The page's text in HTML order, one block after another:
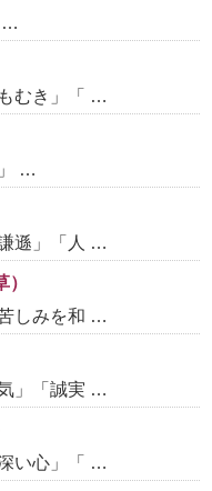
…
むき」「 …
…
遜」「人 …
しみを和 …
」「誠実 …
い心」「 …